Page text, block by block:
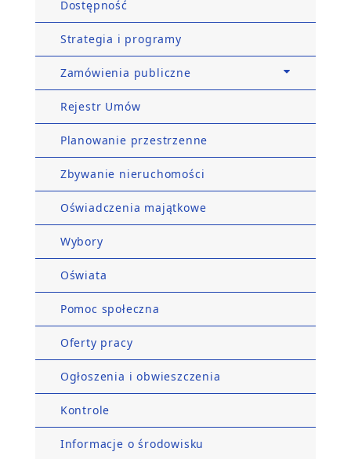
Dostępność
Strategia i programy
Zamówienia publiczne
Rejestr Umów
Planowanie przestrzenne
Zbywanie nieruchomości
Oświadczenia majątkowe
Wybory
Oświata
Pomoc społeczna
Oferty pracy
Ogłoszenia i obwieszczenia
Kontrole
Informacje o środowisku